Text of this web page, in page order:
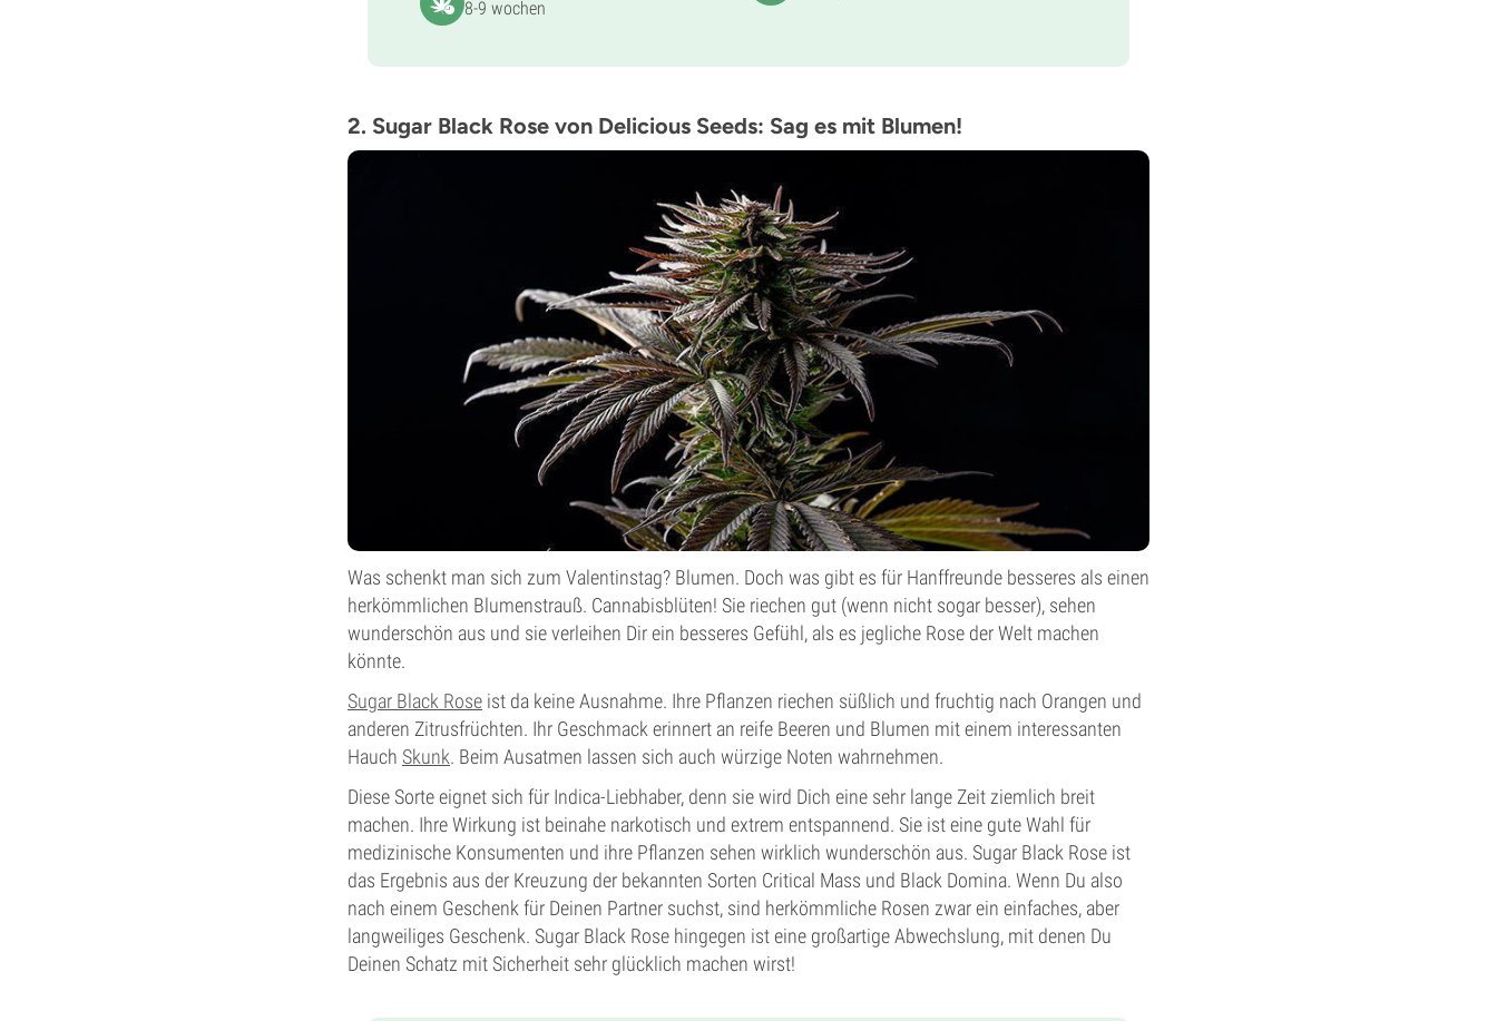
8-9 wochen
2. Sugar Black Rose von Delicious Seeds: Sag es mit Blumen!
Was schenkt man sich zum Valentinstag? Blumen. Doch was gibt es für Hanffreunde besseres als einen
herkömmlichen Blumenstrauß. Cannabisblüten! Sie riechen gut (wenn nicht sogar besser), sehen
wunderschön aus und sie verleihen Dir ein besseres Gefühl, als es jegliche Rose der Welt machen
könnte.
Sugar Black Rose ist da keine Ausnahme. Ihre Pflanzen riechen süßlich und fruchtig nach Orangen und
anderen Zitrusfrüchten. Ihr Geschmack erinnert an reife Beeren und Blumen mit einem interessanten
Hauch Skunk. Beim Ausatmen lassen sich auch würzige Noten wahrnehmen.
Diese Sorte eignet sich für Indica-Liebhaber, denn sie wird Dich eine sehr lange Zeit ziemlich breit
machen. Ihre Wirkung ist beinahe narkotisch und extrem entspannend. Sie ist eine gute Wahl für
medizinische Konsumenten und ihre Pflanzen sehen wirklich wunderschön aus. Sugar Black Rose ist
das Ergebnis aus der Kreuzung der bekannten Sorten Critical Mass und Black Domina. Wenn Du also
nach einem Geschenk für Deinen Partner suchst, sind herkömmliche Rosen zwar ein einfaches, aber
langweiliges Geschenk. Sugar Black Rose hingegen ist eine großartige Abwechslung, mit denen Du
Deinen Schatz mit Sicherheit sehr glücklich machen wirst!